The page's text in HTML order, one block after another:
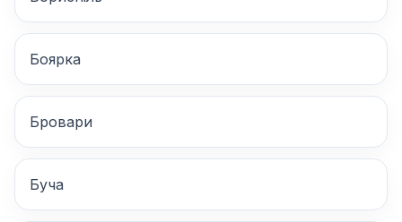
Боярка
Бровари
Буча